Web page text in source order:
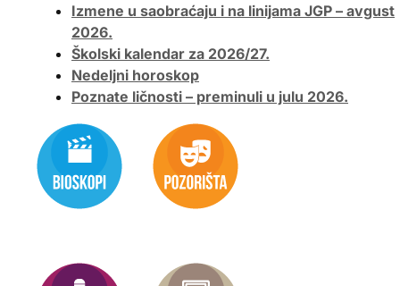
Izmene u saobraćaju i na linijama JGP – avgust
2026.
Školski kalendar za 2026/27.
Nedeljni horoskop
Poznate ličnosti – preminuli u julu 2026.